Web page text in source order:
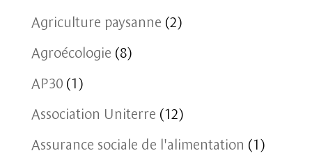
Agriculture paysanne (2)
Agroécologie (8)
AP30(1)
Association Uniterre (12)
Assurance sociale de l'alimentation (1)